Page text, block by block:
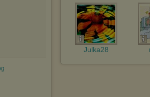
Julka28